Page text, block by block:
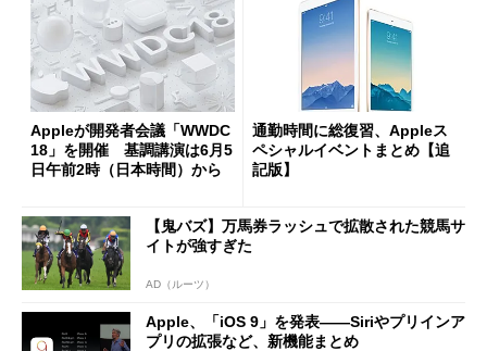
Appleが開発者会議「WWDC
18」を開催 基調講演は6月5
日午前2時（日本時間）から
通勤時間に総復習、Appleス
ペシャルイベントまとめ【追
記版】
【鬼バズ】万馬券ラッシュで拡散された競馬サ
イトが強すぎた
AD（ルーツ）
Apple、「iOS 9」を発表――Siriやプリインア
プリの拡張など、新機能まとめ